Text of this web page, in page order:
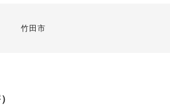
竹田市